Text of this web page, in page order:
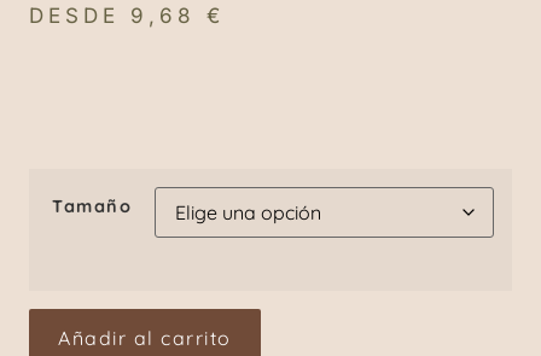
DESDE 9,68 €
Tamaño
Añadir al carrito